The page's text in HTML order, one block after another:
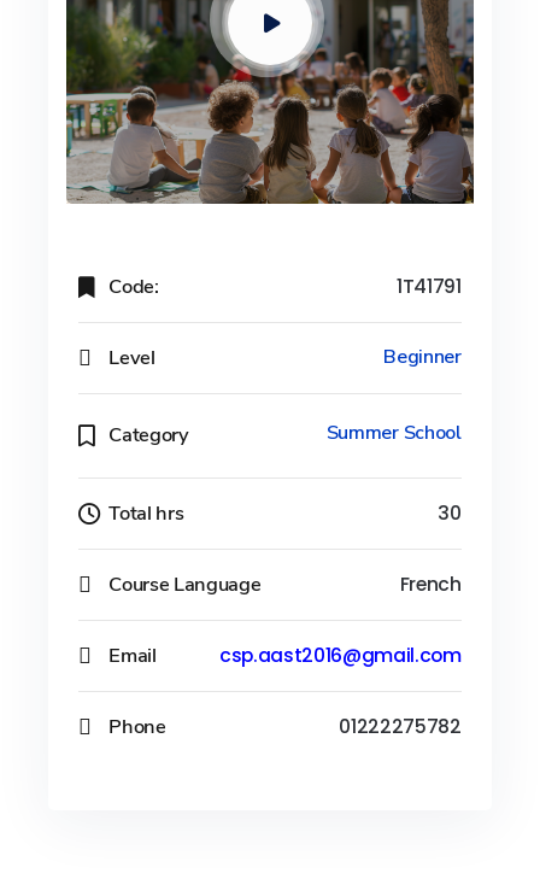
Code: 1T41791
Level Beginner
Category Summer School
Total hrs 30
Course Language French
Email csp.aast2016@gmail.com
Phone 01222275782